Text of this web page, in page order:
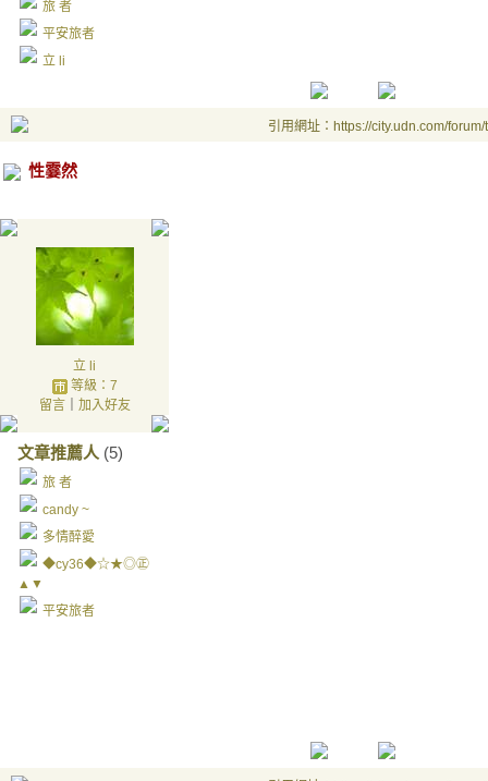
旅 者
平安旅者
立 li
引用網址：https://city.udn.com/
性霎然
立 li
等級：7
留言｜ 加入好友
文章推薦人 (5)
旅 者
candy ~
多情醉愛
◆cy36◆☆★◎㊣
▲▼
平安旅者